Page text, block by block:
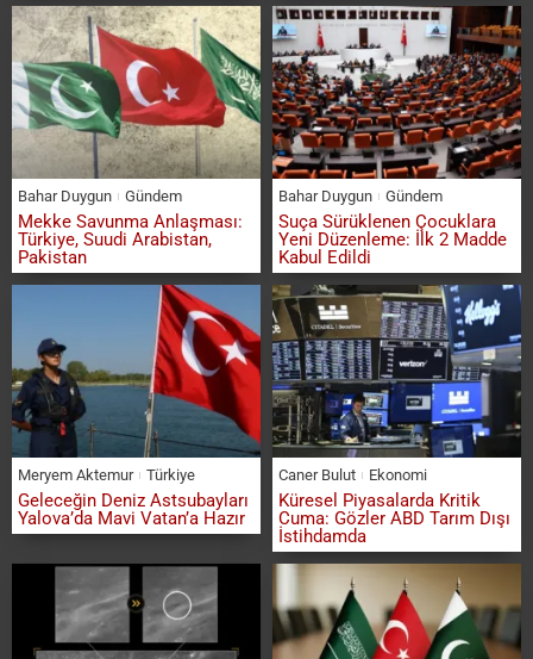
Bahar Duygun Gündem
Mekke Savunma Anlaşması:
Türkiye, Suudi Arabistan,
Pakistan
Bahar Duygun Gündem
Suça Sürüklenen Çocuklara
Yeni Düzenleme: İlk 2 Madde
Kabul Edildi
Meryem Aktemur Türkiye
Geleceğin Deniz Astsubayları
Yalova’da Mavi Vatan’a Hazır
Caner Bulut Ekonomi
Küresel Piyasalarda Kritik
Cuma: Gözler ABD Tarım Dışı
İstihdamda